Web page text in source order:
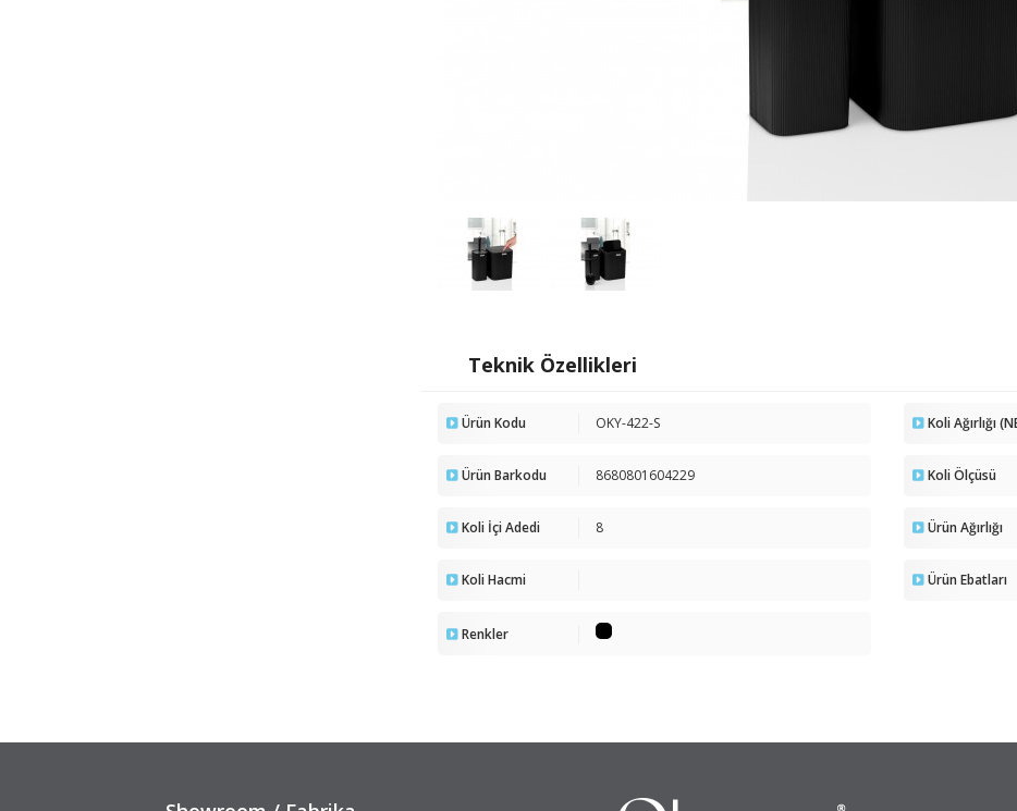
Teknik Özellikleri
Ürün Kodu OKY-422-S Koli Ağırlığı
Ürün Barkodu 8680801604229 Koli Ölçüsü
Koli İçi Adedi 8 Ürün Ağırlığı
Koli Hacmi Ürün Ebatları
Renkler